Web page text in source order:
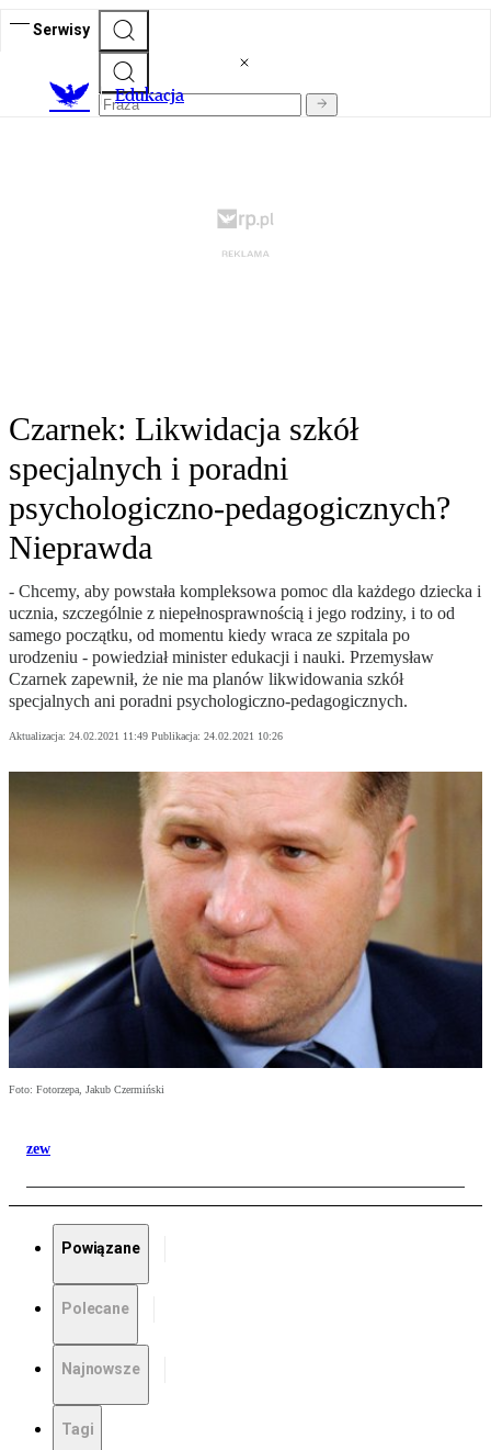
Serwisy
Edukacja
Czarnek: Likwidacja szkół
specjalnych i poradni
psychologiczno-pedagogicznych?
Nieprawda
- Chcemy, aby powstała kompleksowa pomoc dla każdego dziecka i
ucznia, szczególnie z niepełnosprawnością i jego rodziny, i to od
samego początku, od momentu kiedy wraca ze szpitala po
urodzeniu - powiedział minister edukacji i nauki. Przemysław
Czarnek zapewnił, że nie ma planów likwidowania szkół
specjalnych ani poradni psychologiczno-pedagogicznych.
Aktualizacja: 24.02.2021 11:49 Publikacja: 24.02.2021 10:26
Foto: Fotorzepa, Jakub Czermiński
zew
Powiązane
Polecane
Najnowsze
Tagi